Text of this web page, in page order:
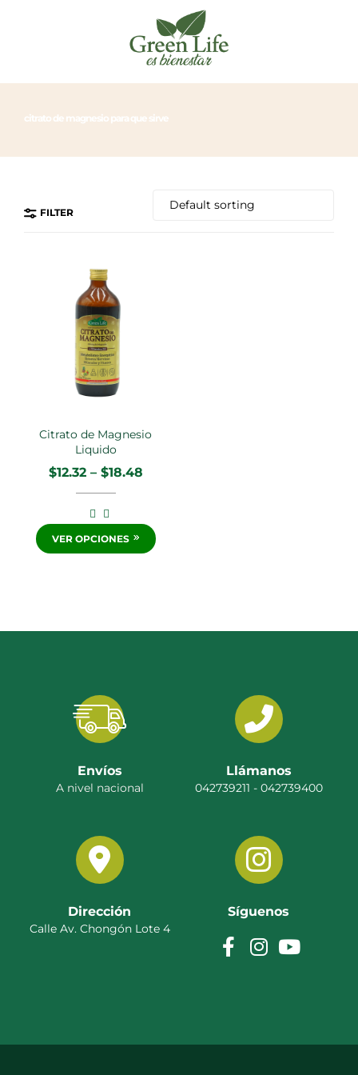
citrato de magnesio para que sirve
FILTER
Citrato de Magnesio
Liquido
$12.32 – $18.48
VER OPCIONES
Envíos
A nivel nacional
Llámanos
042739211 - 042739400
Dirección
Calle Av. Chongón Lote 4
Síguenos